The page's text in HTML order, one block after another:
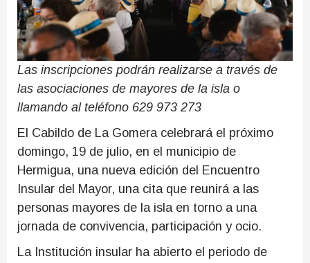
Las inscripciones podrán realizarse a través de
las asociaciones de mayores de la isla o
llamando al teléfono 629 973 273
El Cabildo de La Gomera celebrará el próximo
domingo, 19 de julio, en el municipio de
Hermigua, una nueva edición del Encuentro
Insular del Mayor, una cita que reunirá a las
personas mayores de la isla en torno a una
jornada de convivencia, participación y ocio.
La Institución insular ha abierto el periodo de